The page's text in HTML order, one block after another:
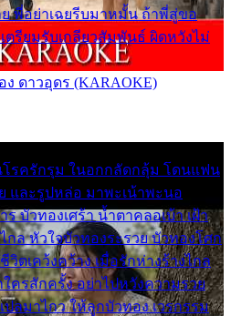
ย พี่อย่าเฉยรีบมาหมั้น ถ้าพี่สู่ขอ
ตรียมรับเกลียวสัมพันธ์ ผิดหวังไม่
ดาวอุดร (KARAOKE)
โรครักรุม ในอกกลัดกลุ้ม โดนแฟน
และรูปหล่อ มาพะเน้าพะนอ
ร บัวทองเศร้า น้ำตาคลอเบ้า เฝ้า
ล หัวใจบัวทองระรวย บัวทองโศก
วิตเคว้งคว้าง เมื่อรักห่างร้างไกล
ครสักครั้ง อย่าไปหวังความรวย
ลมาไกว ให้ลูกบัวทอง เวรกรรม